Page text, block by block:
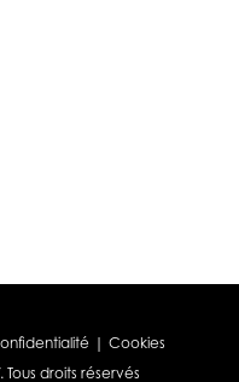
| Cookies
Tous droits réservés